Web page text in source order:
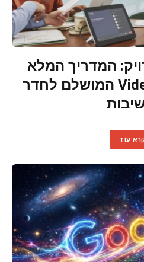
המדריך המלא
לבחירת ה-Videobar המושלם לחדר
עוד